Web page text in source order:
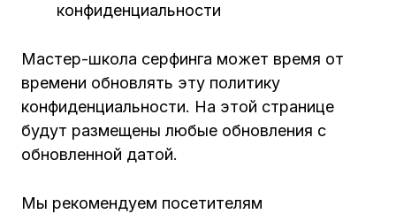
конфиденциальности
Мастер-школа серфинга может время от
времени обновлять эту политику
конфиденциальности. На этой странице
будут размещены любые обновления с
обновленной датой.
Мы рекомендуем посетителям